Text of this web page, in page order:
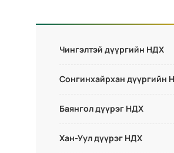
Чингэлтэй дүүргийн НДХ
Сонгинхайрхан дүүргийн
Баянгол дүүрэг НДХ
Хан-Уул дүүрэг НДХ